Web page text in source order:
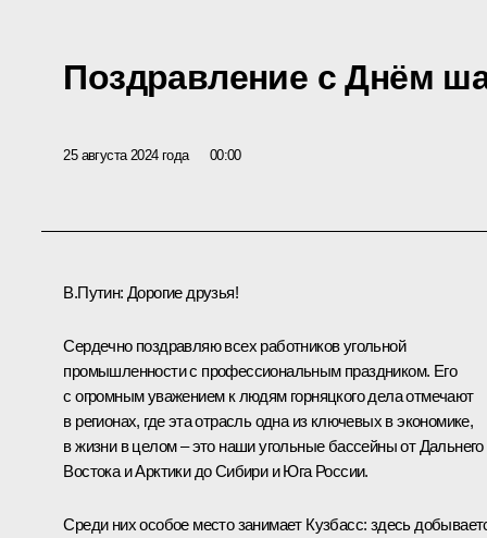
Поздравление с Днём
25 августа 2024 года 00:00
В.Путин: Дорогие друзья!
Сердечно поздравляю всех работников угольной
промышленности с профессиональным праздником. Его
с огромным уважением к людям горняцкого дела отмечают
в регионах, где эта отрасль одна из ключевых в экономике,
в жизни в целом – это наши угольные бассейны от Дальнего
Востока и Арктики до Сибири и Юга России.
Среди них особое место занимает Кузбасс: здесь